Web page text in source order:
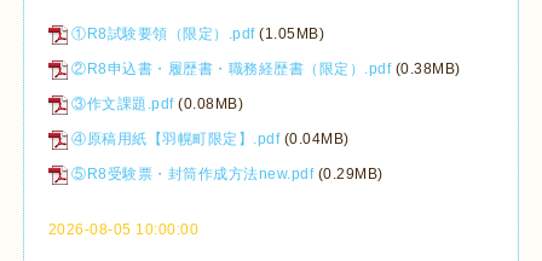
①R8試験要領（限定）.pdf (1.05MB)
②R8申込書・履歴書・職務経歴書（限定）.pdf (0.38MB)
③作文課題.pdf (0.08MB)
④原稿用紙【羽幌町限定】.pdf (0.04MB)
⑤R8受験票・封筒作成方法new.pdf (0.29MB)
2026-08-05 10:00:00